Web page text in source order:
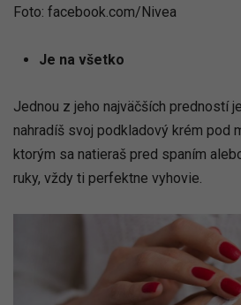
Foto: facebook.com/Nivea
Je na všetko
Jednou z jeho najväčších predností
nahradíš svoj podkladový krém pod
ktorým sa natieraš pred spaním
ruky, vždy ti perfektne vyhovie.